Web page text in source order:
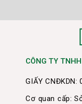
CÔNG TY
GIẤY CNĐKDN:
Cơ quan cấp: